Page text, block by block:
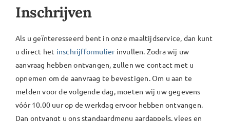
Inschrijven
Als u geïnteresseerd bent in onze maaltijdservice, dan kunt
u direct het inschrijfformulierinvullen. Zodra wij uw
aanvraag hebben ontvangen, zullen we contact met u
opnemen om de aanvraag te bevestigen. Om u aan te
melden voor de volgende dag, moeten wij uw gegevens
vóór 10.00 uur op de werkdag ervoor hebben ontvangen.
Dan ontvangt u ons standaardmenu aardappels, vlees en